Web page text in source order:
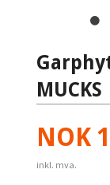
MUCKS
Pris
NOK
inkl. mva.